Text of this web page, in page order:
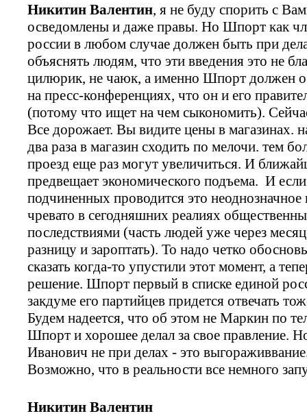
Никитин Валентин, я не буду спорить с
осведомлены и даже правы. Но Шпорт как
россии в любом случае должен быть при
объяснять людям, что эти введения это не
цилюрик, не чаюк, а именно Шпорт должен
на пресс-конференциях, что он и его
(потому что ищет на чем сыкономить).
Все дорожает. Вы видите цены в магазинах.
два раза в магазин сходить по мелочи. тем
проезд еще раз могут увеличиться. И
предвещает экономического подъема. И
подчиненных проводится это
чревато в сегодняшних реалиях
последствиями (часть людей уже через
разницу и зароптать). То надо четко
сказать когда-то упустили этот момент, а
решение. Шпорт первый в списке единой
закдуме его партийцев придется отвечать
Будем надеется, что об этом не Маркин по
Шпорт и хорошее делал за свое правление.
Иванович не при делах - это
Возможно, что в реальности все немного
Никитин Валентин